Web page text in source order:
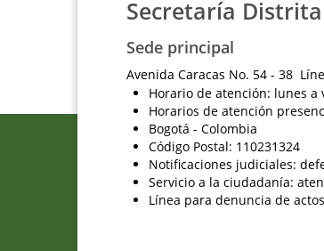
Secretaría
Sede principal
Avenida Caracas No. 54 - 38
Horario de atención: lunes a
Horarios de atención
Bogotá - Colombia
Código Postal: 110231324
Notificaciones judiciales:
Servicio a la ciudadanía:
Línea para denuncia de